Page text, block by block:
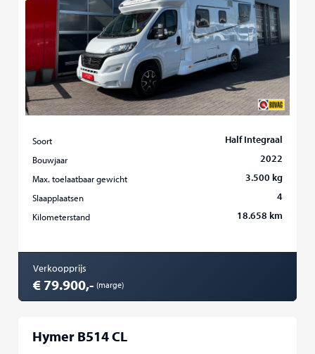
Soort Half Integraal
Bouwjaar 2022
Max. toelaatbaar gewicht 3.500 kg
Slaapplaatsen 4
Kilometerstand 18.658 km
Verkoopprijs
€ 79.900,- (marge)
Hymer B514 CL